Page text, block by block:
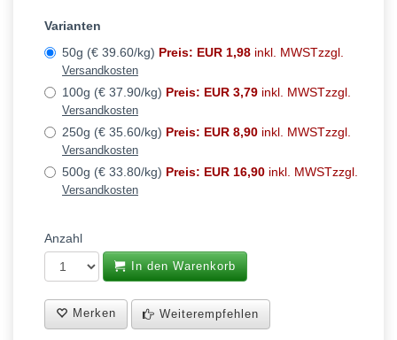
Varianten
50g (€ 39.60/kg) Preis: EUR 1,98 inkl. MWSTzzgl.
Versandkosten
100g (€ 37.90/kg) Preis: EUR 3,79 inkl. MWSTzzgl.
Versandkosten
250g (€ 35.60/kg) Preis: EUR 8,90 inkl. MWSTzzgl.
Versandkosten
500g (€ 33.80/kg) Preis: EUR 16,90 inkl. MWSTzzgl.
Versandkosten
Anzahl
In den Warenkorb
Merken Weiterempfehlen